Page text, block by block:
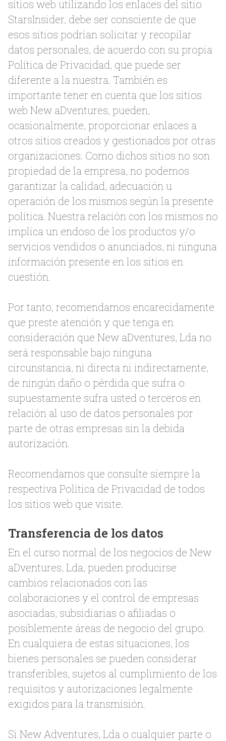
sitios web utilizando los enlaces del sitio
StarsInsider, debe ser consciente de que
esos sitios podrían solicitar y recopilar
datos personales, de acuerdo con su propia
Política de Privacidad, que puede ser
diferente a la nuestra. También es
importante tener en cuenta que los sitios
web New aDventures, pueden,
ocasionalmente, proporcionar enlaces a
otros sitios creados y gestionados por otras
organizaciones. Como dichos sitios no son
propiedad de la empresa, no podemos
garantizar la calidad, adecuación u
operación de los mismos según la presente
política. Nuestra relación con los mismos no
implica un endoso de los productos y/o
servicios vendidos o anunciados, ni ninguna
información presente en los sitios en
cuestión.
Por tanto, recomendamos encarecidamente
que preste atención y que tenga en
consideración que New aDventures, Lda no
será responsable bajo ninguna
circunstancia, ni directa ni indirectamente,
de ningún daño o pérdida que sufra o
supuestamente sufra usted o terceros en
relación al uso de datos personales por
parte de otras empresas sin la debida
autorización.
Recomendamos que consulte siempre la
respectiva Política de Privacidad de todos
los sitios web que visite.
Transferencia de los datos
En el curso normal de los negocios de New
aDventures, Lda, pueden producirse
cambios relacionados con las
colaboraciones y el control de empresas
asociadas, subsidiarias o afiliadas o
posiblemente áreas de negocio del grupo.
En cualquiera de estas situaciones, los
bienes personales se pueden considerar
transferibles, sujetos al cumplimiento de los
requisitos y autorizaciones legalmente
exigidos para la transmisión.
Si New Adventures, Lda o cualquier parte o